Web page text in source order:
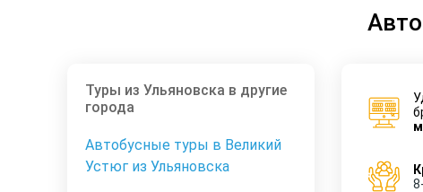
Туры из Ульяновска в другие
города
Автобусные туры в Великий
Устюг из Ульяновска